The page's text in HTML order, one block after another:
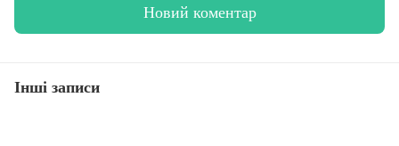
Новий коментар
Інші записи